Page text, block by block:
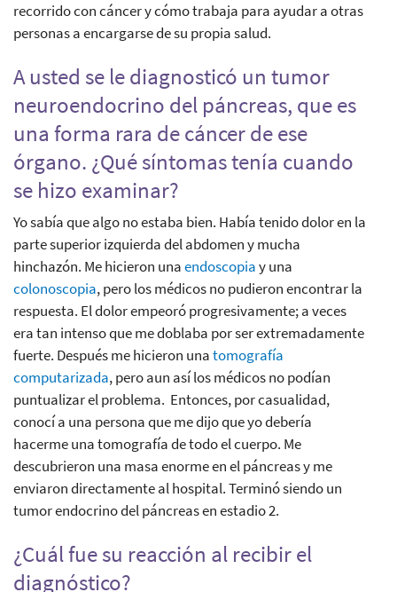
recorrido con cáncer y cómo trabaja para ayudar a otras
personas a encargarse de su propia salud.
A usted se le diagnosticó un tumor
neuroendocrino del páncreas, que es
una forma rara de cáncer de ese
órgano. ¿Qué síntomas tenía cuando
se hizo examinar?
Yo sabía que algo no estaba bien. Había tenido dolor en la
parte superior izquierda del abdomen y mucha
hinchazón. Me hicieron unaendoscopiay una
colonoscopia, pero los médicos no pudieron encontrar la
respuesta. El dolor empeoró progresivamente; a veces
era tan intenso que me doblaba por ser extremadamente
fuerte. Después me hicieron unatomografía
computarizada, pero aun así los médicos no podían
puntualizar el problema. Entonces, por casualidad,
conocí a una persona que me dijo que yo debería
hacerme una tomografía de todo el cuerpo. Me
descubrieron una masa enorme en el páncreas y me
enviaron directamente al hospital. Terminó siendo un
tumor endocrino del páncreas en estadio 2.
¿Cuál fue su reacción al recibir el
diagnóstico?